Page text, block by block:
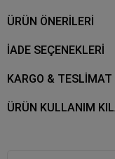
ÜRÜN ÖNERILERI
İADE SEÇENEKLERİ
KARGO & TESLİMAT
ÜRÜN KULLANIM